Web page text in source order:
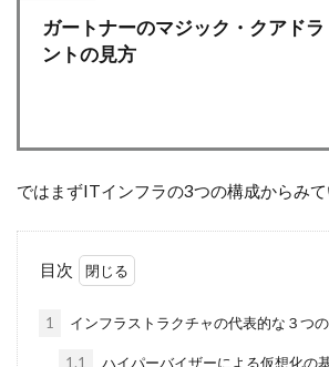
ガートナーのマジック・クアドラ
ントの見方
ではまずITインフラの3つの構成からみて
目次
1 インフラストラクチャの代表的な３つ
1.1 ハイパーバイザーによる仮想化の